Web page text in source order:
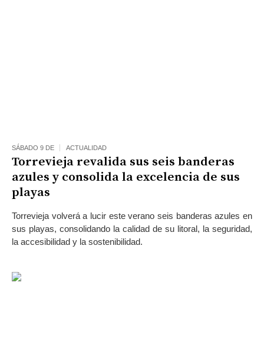
SÁBADO 9 DE ACTUALIDAD
Torrevieja revalida sus seis banderas
azules y consolida la excelencia de sus
playas
Torrevieja volverá a lucir este verano seis banderas azules en
sus playas, consolidando la calidad de su litoral, la seguridad,
la accesibilidad y la sostenibilidad.